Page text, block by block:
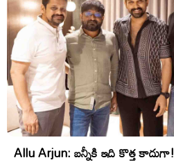
Allu Arjun: బన్నీకి ఇది కొత్త కాదుగా!